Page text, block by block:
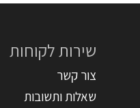
שירות לקוחות
צור קשר
שאלות ותשובות